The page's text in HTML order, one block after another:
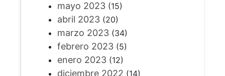
mayo 2023(15)
abril 2023(20)
marzo 2023(34)
febrero 2023(5)
enero 2023(12)
diciembre 2022 (14)